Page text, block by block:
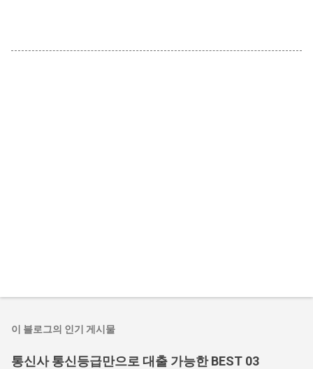
이 블로그의 인기 게시물
통신사 통신등급만으로 대출 가능한 BEST 03